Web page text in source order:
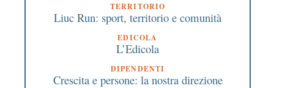
TERRITORIO
Liuc Run: sport, territorio e comunità
EDICOLA
L’Edicola
DIPENDENTI
Crescita e persone: la nostra direzione